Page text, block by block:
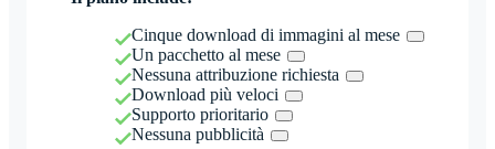
Cinque download di immagini al mese
Un pacchetto al mese
Nessuna attribuzione richiesta
Download più veloci
Supporto prioritario
Nessuna pubblicità